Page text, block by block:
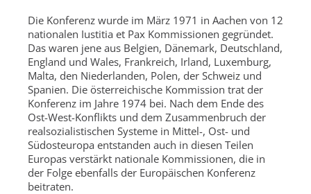
Die Konferenz wurde im März 1971 in Aachen von 12
nationalen Iustitia et Pax Kommissionen gegründet.
Das waren jene aus Belgien, Dänemark, Deutschland,
England und Wales, Frankreich, Irland, Luxemburg,
Malta, den Niederlanden, Polen, der Schweiz und
Spanien. Die österreichische Kommission trat der
Konferenz im Jahre 1974 bei. Nach dem Ende des
Ost-West-Konflikts und dem Zusammenbruch der
realsozialistischen Systeme in Mittel-, Ost- und
Südosteuropa entstanden auch in diesen Teilen
Europas verstärkt nationale Kommissionen, die in
der Folge ebenfalls der Europäischen Konferenz
beitraten.